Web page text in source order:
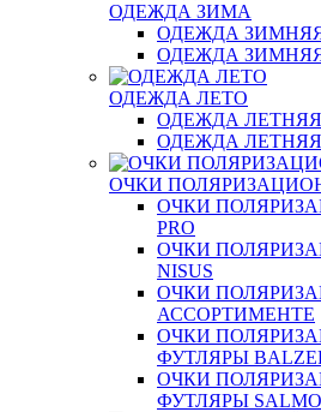
ОДЕЖДА ЗИМА
ОДЕЖДА ЗИМНЯЯ
ОДЕЖДА
ОДЕЖДА ЛЕТО
ОДЕЖДА ЛЕТНЯЯ
ОДЕЖДА
ОЧКИ
ОЧКИ
PRO
ОЧКИ
NISUS
ОЧКИ
АССОРТИМЕНТЕ
ОЧКИ
ФУТЛЯРЫ
ОЧКИ
ФУТЛЯРЫ SALMO